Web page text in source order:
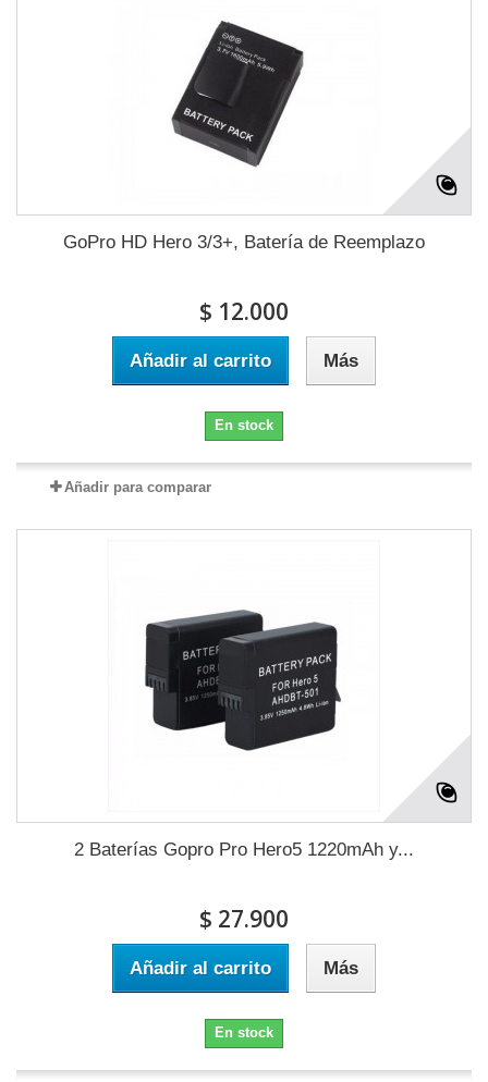
GoPro HD Hero 3/3+, Batería de Reemplazo
$ 12.000
Añadir al carrito Más
En stock
Añadir para comparar
2 Baterías Gopro Pro Hero5 1220mAh y...
$ 27.900
Añadir al carrito Más
En stock